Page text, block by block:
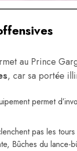
au Prince
, car sa portée
permet
pas les
Bûches du lance-